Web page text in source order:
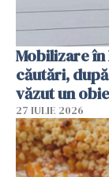
Mobilizare
căutări,
văzut un
27 IULIE 2026